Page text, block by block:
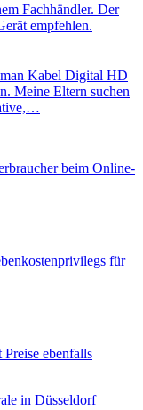
Fachhändler. Der
empfehlen.
man Kabel Digital HD
Meine Eltern suchen
beim Online-
für
ebenfalls